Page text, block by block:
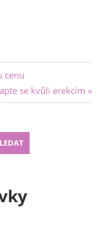
cenu
se kvůli erekcím